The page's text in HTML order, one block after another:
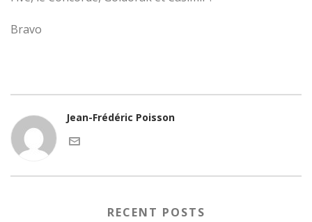
Bravo
Jean-Frédéric Poisson
RECENT POSTS